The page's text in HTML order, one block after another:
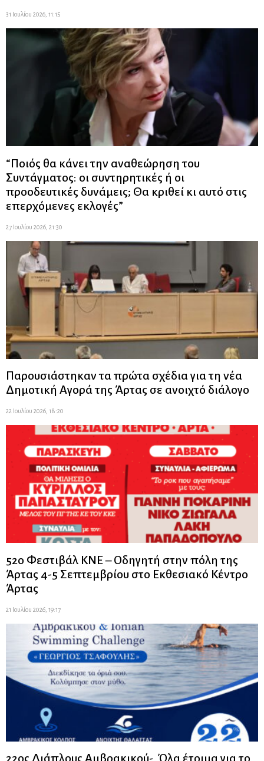
31 Ιουλίου 2026, 11:15
“Ποιός θα κάνει την αναθεώρηση του
Συντάγματος: οι συντηρητικές ή οι
προοδευτικές δυνάμεις; Θα κριθεί κι αυτό στις
επερχόμενες εκλογές”
27 Ιουλίου 2026, 21:30
Παρουσιάστηκαν τα πρώτα σχέδια για τη νέα
Δημοτική Αγορά της Άρτας σε ανοιχτό διάλογο
22 Ιουλίου 2026, 18:20
52ο Φεστιβάλ ΚΝΕ – Οδηγητή στην πόλη της
Άρτας 4-5 Σεπτεμβρίου στο Εκθεσιακό Κέντρο
Άρτας
21 Ιουλίου 2026, 19:17
22ος Διάπλους Αμβρακικού- Όλα έτοιμα για το